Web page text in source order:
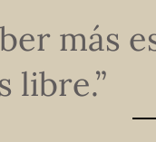
más
libre.”